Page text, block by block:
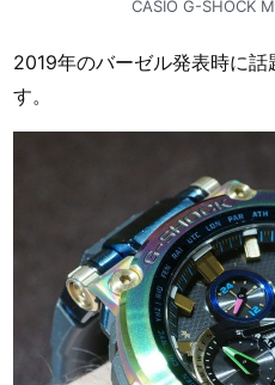
CASIO G-SHOCK
2019年のバーゼル発表時に話
す。